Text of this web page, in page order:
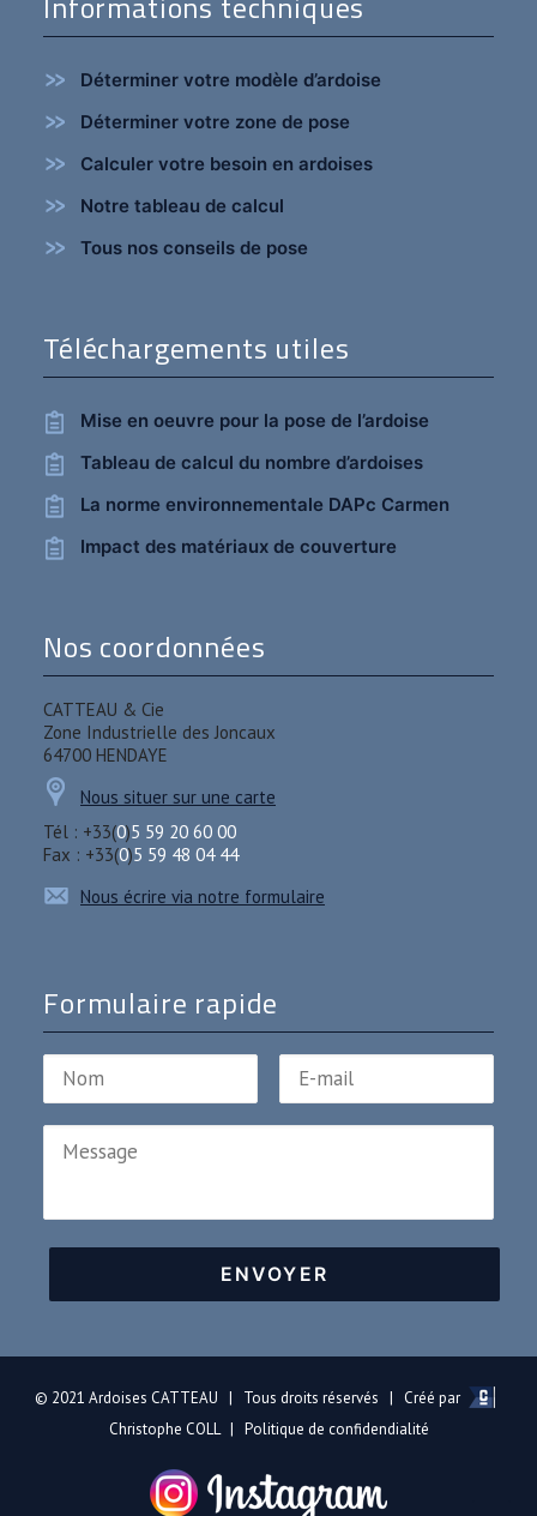
Déterminer votre modèle d’ardoise
Déterminer votre zone de pose
Calculer votre besoin en ardoises
Notre tableau de calcul
Tous nos conseils de pose
Téléchargements utiles
Mise en oeuvre pour la pose de l’ardoise
Tableau de calcul du nombre d’ardoises
La norme environnementale DAPc Carmen
Impact des matériaux de couverture
Nos coordonnées
CATTEAU & Cie
Zone Industrielle des Joncaux
64700 HENDAYE
Nous situer sur une carte
Tél : +33(0)5 59 20 60 00
Fax : +33(0)5 59 48 04 44
Nous écrire via notre formulaire
Formulaire rapide
© 2021 Ardoises CATTEAU | Tous droits réservés | Créé par
Christophe COLL| Politique de confidendialité